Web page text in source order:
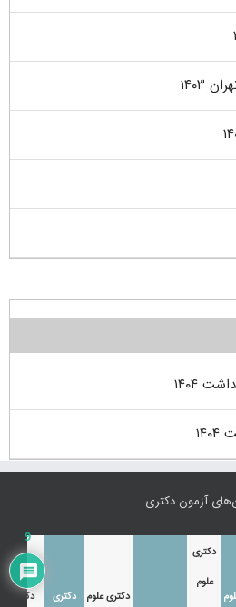
۱۴۰۳
۱۴۰۴
آزمون دکتری
دکتری
علوم
دکتری علوم دکتری دکتری
9